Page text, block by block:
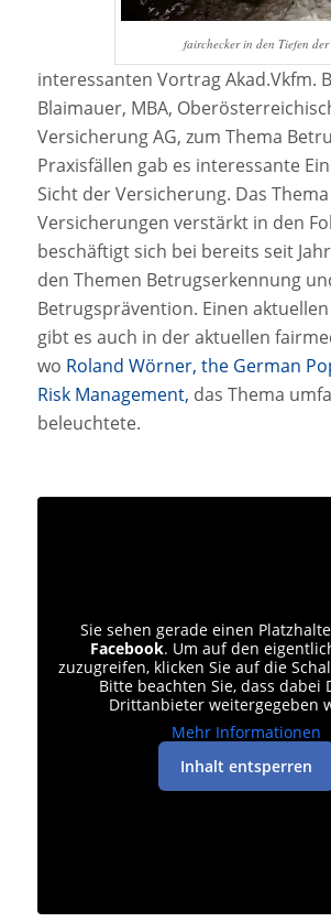
fairchecker in den Tiefen
interessanten Vortrag Akad.Vkfm.
Blaimauer, MBA,
Versicherung AG, zum Thema
Praxisfällen gab es interessante
Sicht der Versicherung. Das
Versicherungen verstärkt in den
beschäftigt sich bei bereits seit
den Themen Betrugserkennung
Betrugsprävention. Einen
gibt es auch in der aktuellen
wo Roland Wörner, the German
Risk Management, das Thema
beleuchtete.
Sie sehen gerade einen
Facebook. Um auf den
zuzugreifen, klicken Sie auf die
Bitte beachten Sie, dass dabei
Drittanbieter weitergegeben
Mehr Informationen
Inhalt entsperren